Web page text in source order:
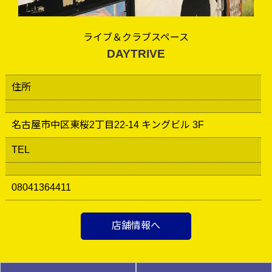
ライブ＆クラブスペース
DAYTRIVE
住所
名古屋市中区東桜2丁目22-14 キングビル 3F
TEL
08041364411
店舗情報へ